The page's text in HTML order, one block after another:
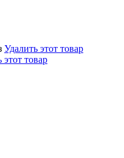
Удалить этот товар
этот товар